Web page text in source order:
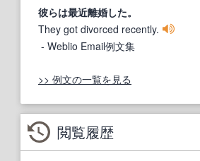
彼らは最近離婚した。
They got divorced recently.
- Weblio Email例文集
>> 例文の一覧を見る
閲覧履歴